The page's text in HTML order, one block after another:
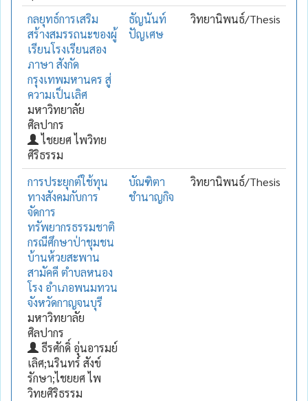
กลยุทธ์การเสริม
สร้างสมรรถนะของผู้
เรียนโรงเรียนสอง
ภาษา สังกัด
กรุงเทพมหานคร สู่
ความเป็นเลิศ
มหาวิทยาลัย
ศิลปากร
ไชยยศ ไพวิทย
ศิริธรรม
ธัญนันท์
ปัญเศษ
วิทยานิพนธ์/Thesis
การประยุกต์ใช้ทุน
ทางสังคมกับการ
จัดการ
ทรัพยากรธรรมชาติ
กรณีศึกษาป่าชุมชน
บ้านห้วยสะพาน
สามัคคี ตำบลหนอง
โรง อำเภอพนมทวน
จังหวัดกาญจนบุรี
มหาวิทยาลัย
ศิลปากร
ธีรศักดิ์ อุ่นอารมย์
เลิศ;นรินทร์ สังข์
รักษา;ไชยยศ ไพ
วิทยศิริธรรม
บัณฑิตา
ชำนาญกิจ
วิทยานิพนธ์/Thesis